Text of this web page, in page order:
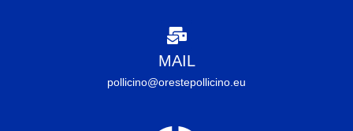
MAIL
pollicino@orestepollicino.eu